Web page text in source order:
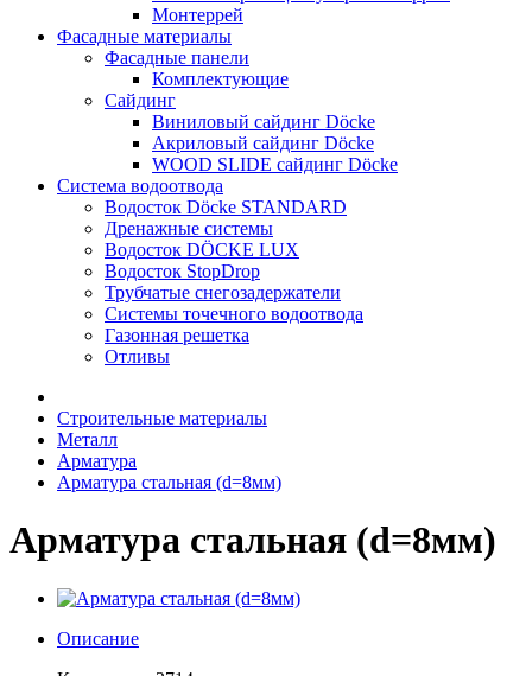
Монтеррей
Фасадные материалы
Фасадные панели
Комплектующие
Сайдинг
Виниловый сайдинг Döcke
Акриловый сайдинг Döcke
WOOD SLIDE сайдинг Döcke
Система водоотвода
Водосток Döcke STANDARD
Дренажные системы
Водосток DÖCKE LUX
Водосток StopDrop
Трубчатые снегозадержатели
Системы точечного водоотвода
Газонная решетка
Отливы
Строительные материалы
Металл
Арматура
Арматура стальная (d=8мм)
Арматура стальная (d=8мм)
Описание